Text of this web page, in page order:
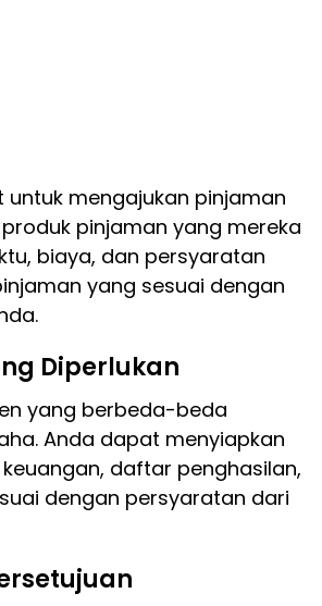
mengajukan pinjaman
pinjaman yang mereka
biaya, dan persyaratan
yang sesuai dengan
Diperlukan
yang berbeda-beda
Anda dapat menyiapkan
daftar penghasilan,
dengan persyaratan dari